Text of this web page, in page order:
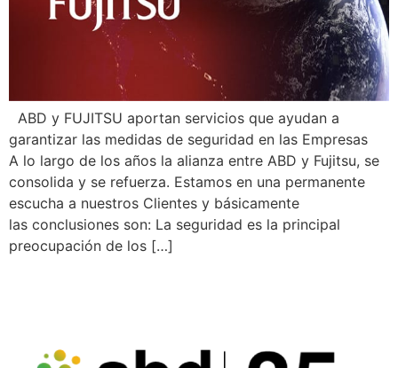
ABD y FUJITSU aportan servicios que ayudan a
garantizar las medidas de seguridad en las Empresas
A lo largo de los años la alianza entre ABD y Fujitsu, se
consolida y se refuerza. Estamos en una permanente
escucha a nuestros Clientes y básicamente
las conclusiones son: La seguridad es la principal
preocupación de los […]